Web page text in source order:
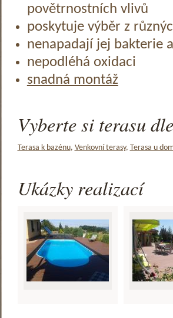
povětrnostních vlivů
poskytuje výběr z
nenapadají jej bakterie
nepodléhá oxidaci
snadná montáž
Vyberte si terasu
Terasa k bazénu, Venkovní terasy, Terasa u
Ukázky realizací